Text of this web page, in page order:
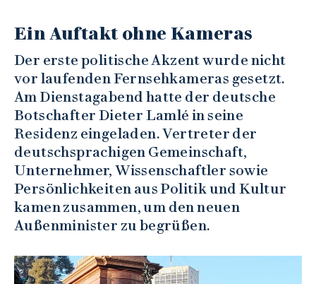
Ein Auftakt ohne Kameras
Der erste politische Akzent wurde nicht
vor laufenden Fernsehkameras gesetzt.
Am Dienstagabend hatte der deutsche
Botschafter Dieter Lamlé in seine
Residenz eingeladen. Vertreter der
deutschsprachigen Gemeinschaft,
Unternehmer, Wissenschaftler sowie
Persönlichkeiten aus Politik und Kultur
kamen zusammen, um den neuen
Außenminister zu begrüßen.